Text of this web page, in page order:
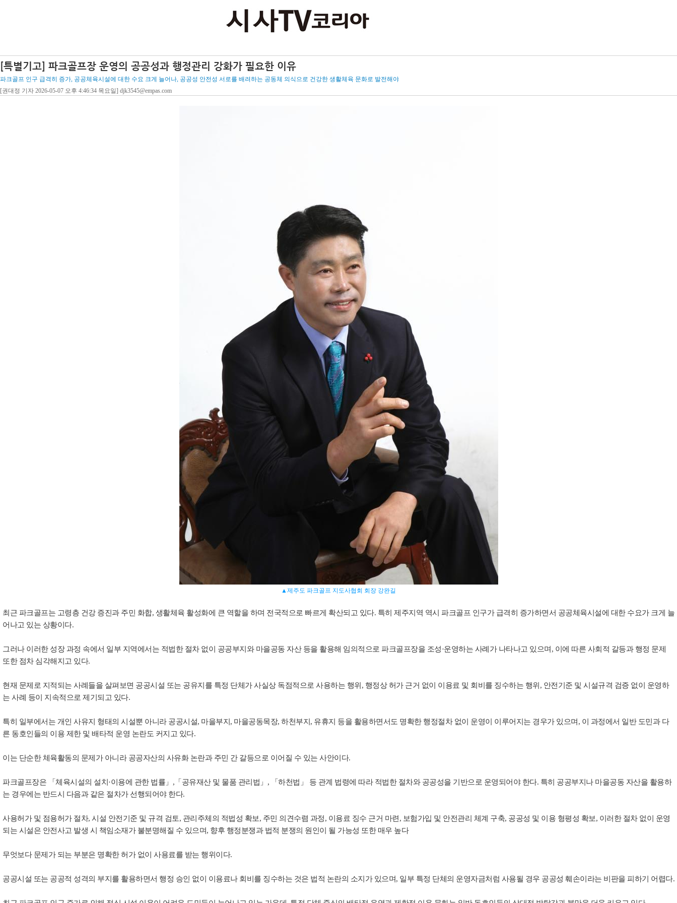
[특별기고] 파크골프장 운영의 공공성과 행정관리 강화가 필요한 이유
파크골프 인구 급격히 증가, 공공체육시설에 대한 수요 크게 늘어나, 공공성 안전성 서로를 배려하는 공동체 의식으로 건강한 생활체육 문화로 발전해야
[권대정 기자 2026-05-07 오후 4:46:34 목요일] djk3545@empas.com
▲제주도 파크골프 지도사협회 회장 강완길
최근 파크골프는 고령층 건강 증진과 주민 화합, 생활체육 활성화에 큰 역할을 하며 전국적으로 빠르게 확산되고 있다. 특히 제주지역 역시 파크골프 인구가 급격히 증가하면서 공공체육시설에 대한 수요가 크게 늘
어나고 있는 상황이다.
그러나 이러한 성장 과정 속에서 일부 지역에서는 적법한 절차 없이 공공부지와 마을공동 자산 등을 활용해 임의적으로 파크골프장을 조성·운영하는 사례가 나타나고 있으며, 이에 따른 사회적 갈등과 행정 문제
또한 점차 심각해지고 있다.
현재 문제로 지적되는 사례들을 살펴보면 공공시설 또는 공유지를 특정 단체가 사실상 독점적으로 사용하는 행위, 행정상 허가 근거 없이 이용료 및 회비를 징수하는 행위, 안전기준 및 시설규격 검증 없이 운영하
는 사례 등이 지속적으로 제기되고 있다.
특히 일부에서는 개인 사유지 형태의 시설뿐 아니라 공공시설, 마을부지, 마을공동목장, 하천부지, 유휴지 등을 활용하면서도 명확한 행정절차 없이 운영이 이루어지는 경우가 있으며, 이 과정에서 일반 도민과 다
른 동호인들의 이용 제한 및 배타적 운영 논란도 커지고 있다.
이는 단순한 체육활동의 문제가 아니라 공공자산의 사유화 논란과 주민 간 갈등으로 이어질 수 있는 사안이다.
파크골프장은 「체육시설의 설치·이용에 관한 법률」, 「공유재산 및 물품 관리법」, 「하천법」 등 관계 법령에 따라 적법한 절차와 공공성을 기반으로 운영되어야 한다. 특히 공공부지나 마을공동 자산을 활용하
는 경우에는 반드시 다음과 같은 절차가 선행되어야 한다.
사용허가 및 점용허가 절차, 시설 안전기준 및 규격 검토, 관리주체의 적법성 확보, 주민 의견수렴 과정, 이용료 징수 근거 마련, 보험가입 및 안전관리 체계 구축, 공공성 및 이용 형평성 확보, 이러한 절차 없이 운영
되는 시설은 안전사고 발생 시 책임소재가 불분명해질 수 있으며, 향후 행정분쟁과 법적 분쟁의 원인이 될 가능성 또한 매우 높다
무엇보다 문제가 되는 부분은 명확한 허가 없이 사용료를 받는 행위이다.
공공시설 또는 공공적 성격의 부지를 활용하면서 행정 승인 없이 이용료나 회비를 징수하는 것은 법적 논란의 소지가 있으며, 일부 특정 단체의 운영자금처럼 사용될 경우 공공성 훼손이라는 비판을 피하기 어렵다.